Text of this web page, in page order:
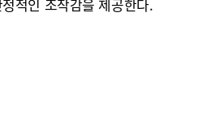
적인 조작감을 제공한다.